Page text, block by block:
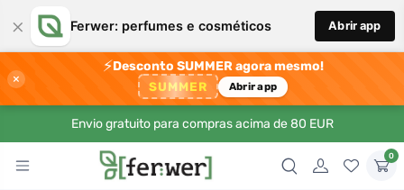
× Ferwer: perfumes e cosméticos Abrir app
×
⚡Desconto SUMMER agora mesmo!
SUMMER Abrir app
Envio gratuito para compras acima de 80 EUR
0